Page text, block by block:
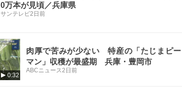
0万本が見頃／兵庫県
サンテレビ2日前
0:32
肉厚で苦みが少ない 特産の「たじまピー
マン」収穫が最盛期 兵庫・豊岡市
ABCニュース 2日前